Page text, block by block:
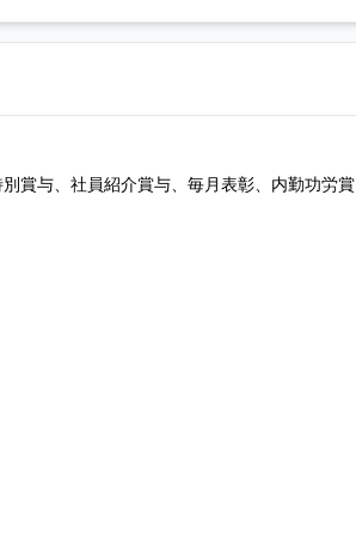
賞与、社員紹介賞与、毎月表彰、内勤功労賞